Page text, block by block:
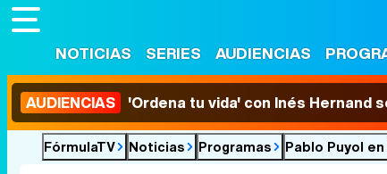
NOTICIAS SERIES AUDIENCIAS
AUDIENCIAS 'Ordena tu vida' con Inés Hernand
FórmulaTV Noticias Programas Pablo Puyol